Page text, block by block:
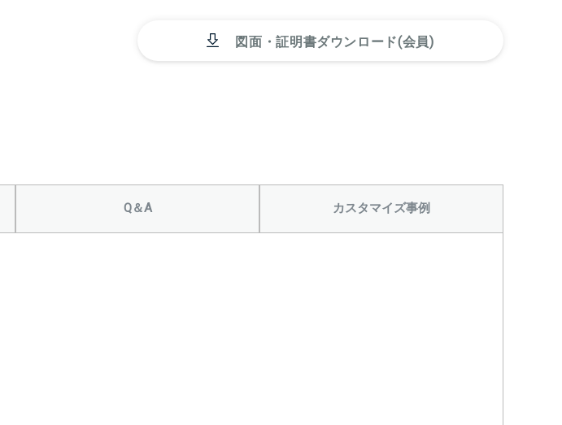
ソケット
3/8’(+22440円)
ソケット
1/2’(+22440円)
図面・証明書ダウンロード(会員)
Q＆A カスタマイズ事例